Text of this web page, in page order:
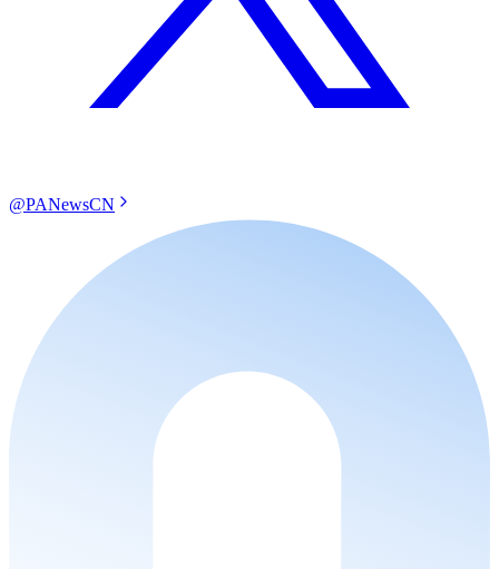
@PANewsCN